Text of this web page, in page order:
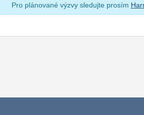
Pro plánované výzvy sledujte prosím